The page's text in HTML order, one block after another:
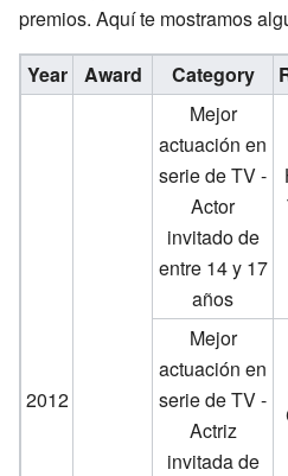
premios. Aquí te mostramos
Year Award Category
2012
Mejor
actuación en
serie de TV -
Actor
invitado de
entre 14 y 17
años
Mejor
actuación en
serie de TV -
Actriz
invitada de